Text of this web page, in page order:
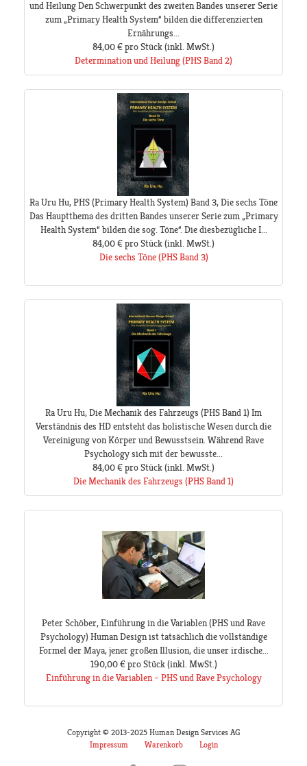
und Heilung Den Schwerpunkt des zweiten Bandes unserer Serie
zum „Primary Health System“ bilden die differenzierten
Ernährungs...
84,00 €pro Stück(inkl. MwSt.)
Determination und Heilung (PHS Band 2)
Ra Uru Hu, PHS (Primary Health System) Band 3, Die sechs Töne
Das Hauptthema des dritten Bandes unserer Serie zum „Primary
Health System“ bilden die sog. Töne“. Die diesbezügliche I...
84,00 €pro Stück(inkl. MwSt.)
Die sechs Töne (PHS Band 3)
Ra Uru Hu, Die Mechanik des Fahrzeugs (PHS Band 1) Im
Verständnis des HD entsteht das holistische Wesen durch die
Vereinigung von Körper und Bewusstsein. Während Rave
Psychology sich mit der bewusste...
84,00 €pro Stück(inkl. MwSt.)
Die Mechanik des Fahrzeugs (PHS Band 1)
Peter Schöber, Einführung in die Variablen (PHS und Rave
Psychology) Human Design ist tatsächlich die vollständige
Formel der Maya, jener großen Illusion, die unser irdische...
190,00 € pro Stück(inkl. MwSt.)
Einführung in die Variablen – PHS und Rave Psychology
Copyright © 2013-2025 Human Design Services AG
Impressum
Warenkorb Login